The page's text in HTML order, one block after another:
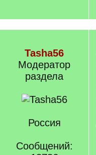
Tasha56
Модератор
раздела
Россия
Сообщений: